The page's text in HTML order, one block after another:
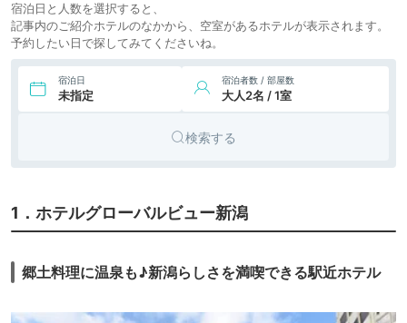
宿泊日と人数を選択すると、
記事内のご紹介ホテルのなかから、空室があるホテルが表示されます。
予約したい日で探してみてくださいね。
宿泊日
未指定
宿泊者数 / 部屋数
大人2名 / 1室
検索する
1．ホテルグローバルビュー新潟
郷土料理に温泉も♪新潟らしさを満喫できる駅近ホテル